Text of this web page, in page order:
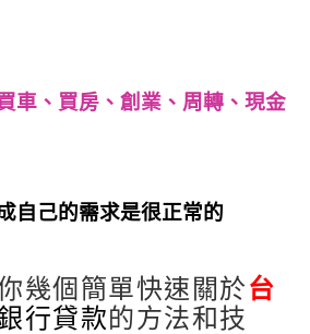
車、買房、創業、周轉、現金
自己的需求是很正常的
幾個簡單快速關於台
行貸款的方法和技